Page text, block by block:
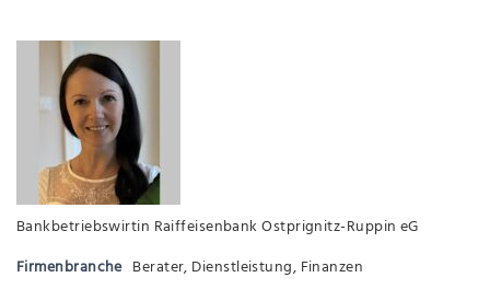
Bankbetriebswirtin Raiffeisenbank Ostprignitz-Ruppin eG
Firmenbranche Berater, Dienstleistung, Finanzen